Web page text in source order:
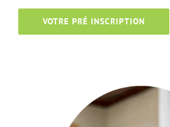
VOTRE PRÉ INSCRIPTION